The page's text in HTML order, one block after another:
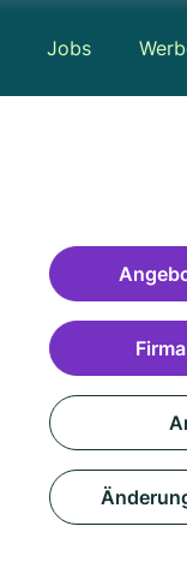
Jobs